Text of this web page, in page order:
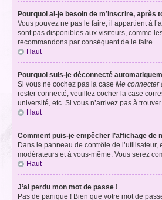
Pourquoi ai-je besoin de m’inscrire, après
Vous pouvez ne pas le faire, il appartient à
sont pas disponibles aux visiteurs, comme
recommandons par conséquent de le faire.
Haut
Pourquoi suis-je déconnecté
Si vous ne cochez pas la case Me connecter
rester connecté, veuillez cocher la case
université, etc. Si vous n’arrivez pas à
Haut
Comment puis-je empêcher l’affichage de
Dans le panneau de contrôle de
modérateurs et à vous-même. Vous serez
Haut
J’ai perdu mon mot de passe !
Pas de panique ! Bien que votre mot de